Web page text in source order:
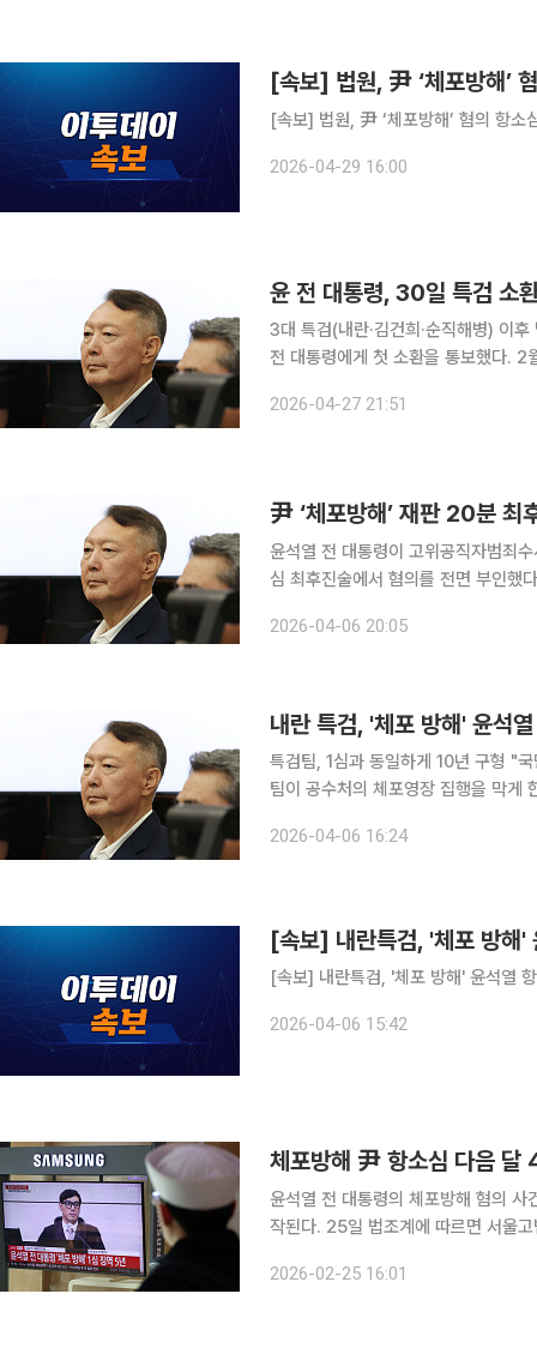
[속보] 법원, 尹 ‘체포방해’
2026-04-29 16:00
윤 전 대통령, 30일 특검 소
3대 특검(내란·김건희·순직해병) 이
전 대통령에게 첫 소환을 통보했다. 2
사를 받으라고 통보했다고 밝혔다. 다
2026-04-27 21:51
尹 ‘체포방해’ 재판 20분 최
윤석열 전 대통령이 고위공직자범죄
심 최후진술에서 혐의를 전면 부인했
다. 윤 전 대통령은 6일 서울고법 형
2026-04-06 20:05
내란 특검, '체포 방해' 윤석
특검팀, 1심과 동일하게 10년 구형 "국민에
팀이 공수처의 체포영장 집행을 막게
의 사건의 결심공판을 열었다. 이날
2026-04-06 16:24
[속보] 내란특검, '체포 방해'
[속보] 내란특검, '체포 방해' 윤석열
2026-04-06 15:42
체포방해 尹 항소심 다음 달
윤석열 전 대통령의 체포방해 혐의 사
작된다. 25일 법조계에 따르면 서울고법 형사1부(윤성식 부장판사)는 윤 전 대통령의 특수공무집행
고법 형사1부는 형사12부와 함께 내란
2026-02-25 16:01